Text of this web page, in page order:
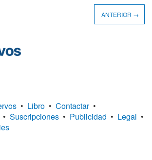
ANTERIOR →
• Libro • Contactar •
• Suscripciones • Publicidad • Legal •